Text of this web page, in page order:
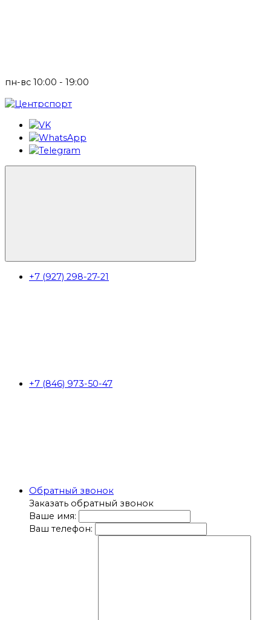
пн-вс 10:00 - 19:00
+7 (927) 298-27-21
+7 (846) 973-50-47
Обратный звонок
Заказать обратный звонок
Ваше имя:
Ваш телефон: